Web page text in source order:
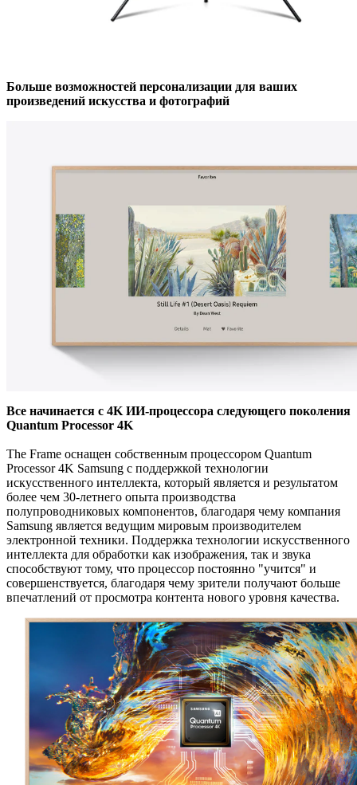
Больше возможностей персонализации для ваших
произведений искусства и фотографий
Все начинается с 4K ИИ-процессора следующего поколения
Quantum Processor 4K
The Frame оснащен собственным процессором Quantum
Processor 4K Samsung с поддержкой технологии
искусственного интеллекта, который является и результатом
более чем 30-летнего опыта производства
полупроводниковых компонентов, благодаря чему компания
Samsung является ведущим мировым производителем
электронной техники. Поддержка технологии искусственного
интеллекта для обработки как изображения, так и звука
способствуют тому, что процессор постоянно "учится" и
совершенствуется, благодаря чему зрители получают больше
впечатлений от просмотра контента нового уровня качества.